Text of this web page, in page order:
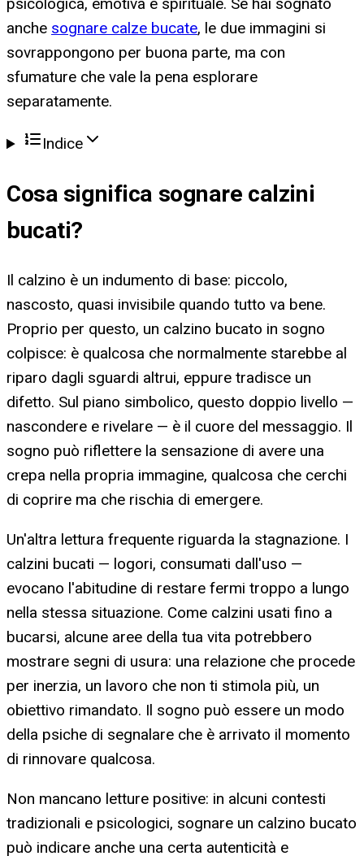
psicologica, emotiva e spirituale. Se hai sognato
anche sognare calze bucate, le due immagini si
sovrappongono per buona parte, ma con
sfumature che vale la pena esplorare
separatamente.
Indice
Cosa significa sognare calzini
bucati?
Il calzino è un indumento di base: piccolo,
nascosto, quasi invisibile quando tutto va bene.
Proprio per questo, un calzino bucato in sogno
colpisce: è qualcosa che normalmente starebbe al
riparo dagli sguardi altrui, eppure tradisce un
difetto. Sul piano simbolico, questo doppio livello —
nascondere e rivelare — è il cuore del messaggio. Il
sogno può riflettere la sensazione di avere una
crepa nella propria immagine, qualcosa che cerchi
di coprire ma che rischia di emergere.
Un'altra lettura frequente riguarda la stagnazione. I
calzini bucati — logori, consumati dall'uso —
evocano l'abitudine di restare fermi troppo a lungo
nella stessa situazione. Come calzini usati fino a
bucarsi, alcune aree della tua vita potrebbero
mostrare segni di usura: una relazione che procede
per inerzia, un lavoro che non ti stimola più, un
obiettivo rimandato. Il sogno può essere un modo
della psiche di segnalare che è arrivato il momento
di rinnovare qualcosa.
Non mancano letture positive: in alcuni contesti
tradizionali e psicologici, sognare un calzino bucato
può indicare anche una certa autenticità e